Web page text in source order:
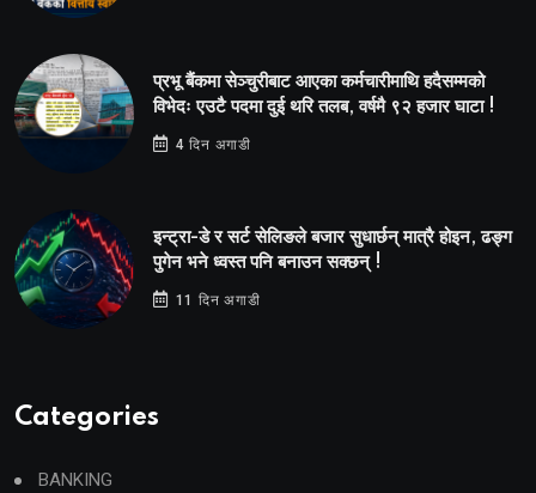
प्रभू बैंकमा सेञ्चुरीबाट आएका कर्मचारीमाथि हदैसम्मको
विभेदः एउटै पदमा दुई थरि तलब, वर्षमै ९२ हजार घाटा !
4 दिन अगाडी
इन्ट्रा-डे र सर्ट सेलिङले बजार सुधार्छन् मात्रै होइन, ढङ्ग
पुगेन भने ध्वस्त पनि बनाउन सक्छन् !
11 दिन अगाडी
Categories
BANKING